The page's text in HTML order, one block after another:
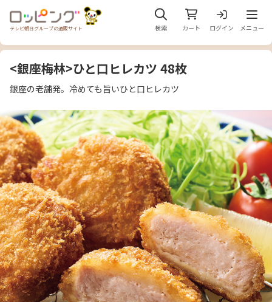
テレビ朝日グループの通販サイト 検索 カート ログイン
メニ
メニュー
<銀座梅林>ひと口ヒレカツ 48枚
銀座の老舗発。冷めても旨いひと口ヒレカツ